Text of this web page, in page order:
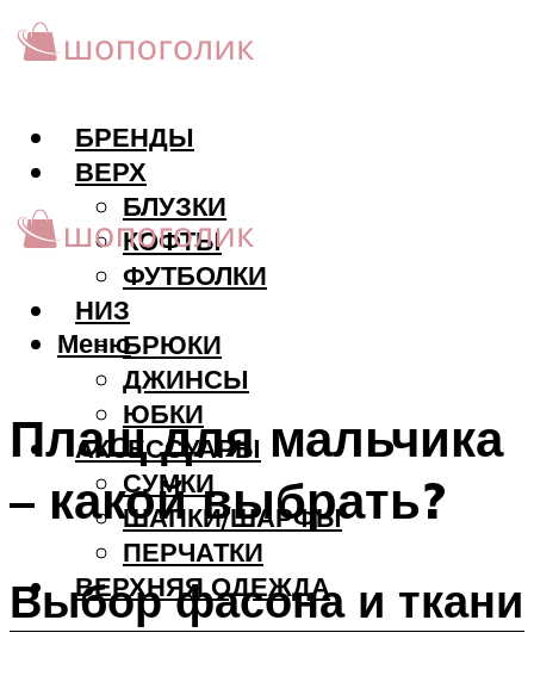
БРЕНДЫ
ВЕРХ
БЛУЗКИ
КОФТЫ
ФУТБОЛКИ
НИЗ
БРЮКИ
ДЖИНСЫ
ЮБКИ
АКCЕССУАРЫ
СУМКИ
ШАПКИ/ШАРФЫ
ПЕРЧАТКИ
ВЕРХНЯЯ ОДЕЖДА
Меню
Плащ для мальчика
– какой выбрать?
Выбор фасона и ткани